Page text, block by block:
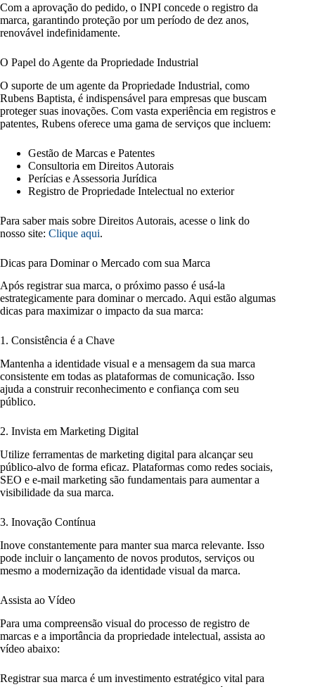
Com a aprovação do pedido, o INPI concede o registro da
marca, garantindo proteção por um período de dez anos,
renovável indefinidamente.
O Papel do Agente da Propriedade Industrial
O suporte de um agente da Propriedade Industrial, como
Rubens Baptista, é indispensável para empresas que buscam
proteger suas inovações. Com vasta experiência em registros e
patentes, Rubens oferece uma gama de serviços que incluem:
Gestão de Marcas e Patentes
Consultoria em Direitos Autorais
Perícias e Assessoria Jurídica
Registro de Propriedade Intelectual no exterior
Para saber mais sobre Direitos Autorais, acesse o link do
nosso site: Clique aqui.
Dicas para Dominar o Mercado com sua Marca
Após registrar sua marca, o próximo passo é usá-la
estrategicamente para dominar o mercado. Aqui estão algumas
dicas para maximizar o impacto da sua marca:
1. Consistência é a Chave
Mantenha a identidade visual e a mensagem da sua marca
consistente em todas as plataformas de comunicação. Isso
ajuda a construir reconhecimento e confiança com seu
público.
2. Invista em Marketing Digital
Utilize ferramentas de marketing digital para alcançar seu
público-alvo de forma eficaz. Plataformas como redes sociais,
SEO e e-mail marketing são fundamentais para aumentar a
visibilidade da sua marca.
3. Inovação Contínua
Inove constantemente para manter sua marca relevante. Isso
pode incluir o lançamento de novos produtos, serviços ou
mesmo a modernização da identidade visual da marca.
Assista ao Vídeo
Para uma compreensão visual do processo de registro de
marcas e a importância da propriedade intelectual, assista ao
vídeo abaixo:
Registrar sua marca é um investimento estratégico vital para